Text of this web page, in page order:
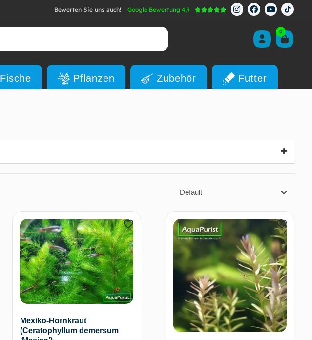
Bewerten Sie uns auch! Google Bewertung 4,9 
0
Fische Pflanzen Zubehör Futter
Default
Mexiko-Hornkraut
(Ceratophyllum demersum